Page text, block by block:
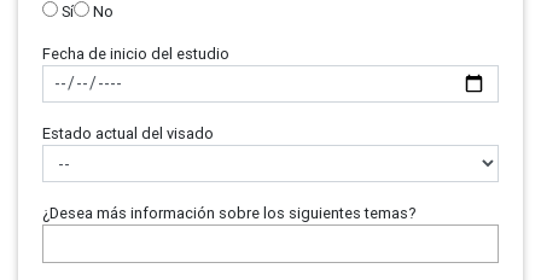
Sí
No
Fecha de inicio del estudio
Estado actual del visado
¿Desea más información sobre los siguientes temas?